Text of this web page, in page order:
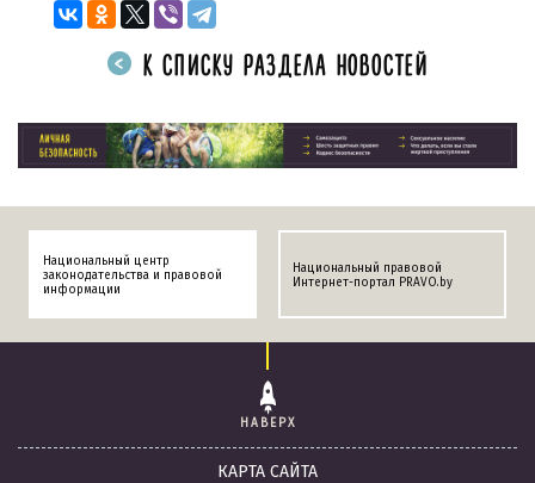
К СПИСКУ РАЗДЕЛА НОВОСТЕЙ
Национальный центр
законодательства и правовой
информации
Национальный правовой
Интернет-портал PRAVO.by
НАВЕРХ
КАРТА САЙТА